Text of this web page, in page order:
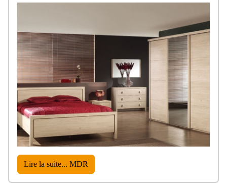
Lire la suite... MDR